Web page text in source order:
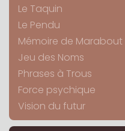
Le Taquin
Le Pendu
Mémoire de Marabout
Jeu des Noms
Phrases à Trous
Force psychique
Vision du futur